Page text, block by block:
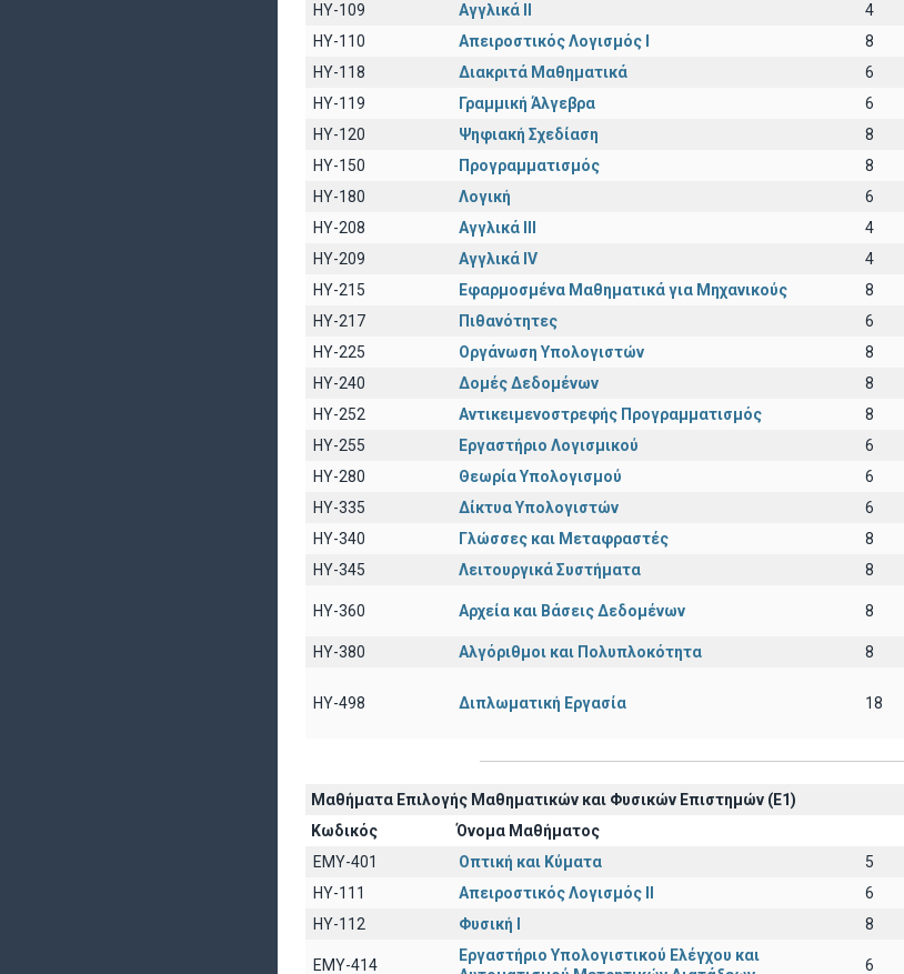
HY-109
Αγγλικά II 4
HY-110
Απειροστικός Λογισμός Ι 8
HY-118
Διακριτά Μαθηματικά 6
HY-119
Γραμμική Άλγεβρα 6
HY-120
Ψηφιακή Σχεδίαση 8
HY-150
Προγραμματισμός 8
HY-180
Λογική 6
HY-208
Αγγλικά III 4
HY-209
Αγγλικά IV 4
HY-215
Εφαρμοσμένα Μαθηματικά για Μηχανικούς 8
HY-217
Πιθανότητες 6
HY-225
Οργάνωση Υπολογιστών 8
HY-240
Δομές Δεδομένων 8
HY-252
Αντικειμενοστρεφής Προγραμματισμός 8
HY-255
Εργαστήριο Λογισμικού 6
HY-280
Θεωρία Υπολογισμού 6
HY-335
Δίκτυα Υπολογιστών 6
HY-340
Γλώσσες και Μεταφραστές 8
HY-345
Λειτουργικά Συστήματα 8
HY-360 Αρχεία και Βάσεις Δεδομένων 8
HY-380
Αλγόριθμοι και Πολυπλοκότητα 8
HY-498 Διπλωματική Εργασία 18
Μαθήματα Επιλογής Μαθηματικών και Φυσικών Επιστημών (Ε1)
Κωδικός
Όνομα Μαθήματος
EΜY-401
Οπτική και Κύματα
5
HY-111
Απειροστικός Λογισμός ΙI 6
HY-112
Φυσική I 8
ΕΜΥ-414
Εργαστήριο Υπολογιστικού Ελέγχου και
6